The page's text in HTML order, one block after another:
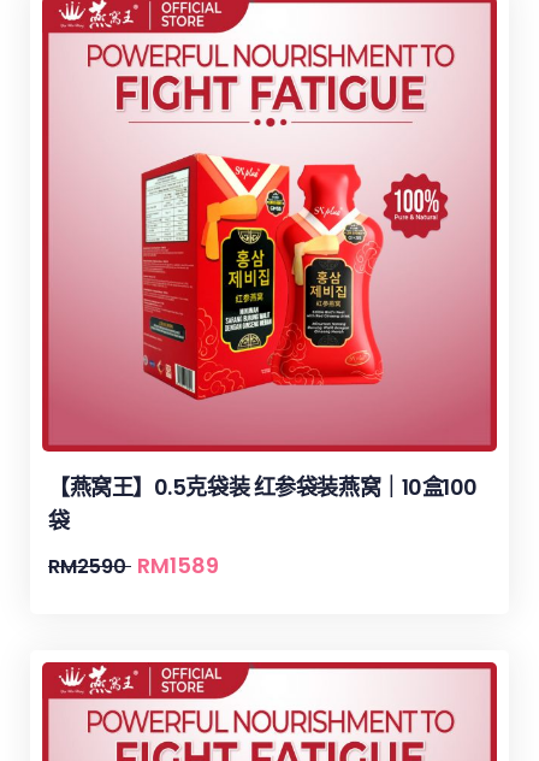
【燕窝王】0.5克袋装 红参袋装燕窝｜10盒100
袋
RM2590 RM1589